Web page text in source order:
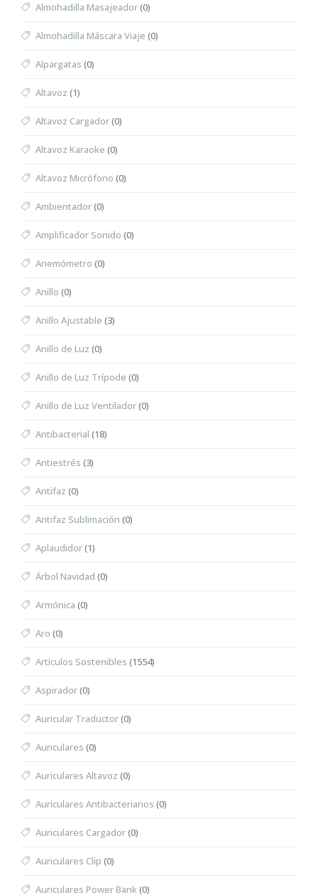
Almohadilla Masajeador(0)
Almohadilla Máscara Viaje (0)
Alpargatas (0)
Altavoz (1)
Altavoz Cargador(0)
Altavoz Karaoke (0)
Altavoz Micrófono (0)
Ambientador(0)
Amplificador Sonido (0)
Anemómetro (0)
Anillo (0)
Anillo Ajustable (3)
Anillo de Luz (0)
Anillo de Luz Trípode (0)
Anillo de Luz Ventilador(0)
Antibacterial (18)
Antiestrés (3)
Antifaz (0)
Antifaz Sublimación (0)
Aplaudidor(1)
Árbol Navidad (0)
Armónica (0)
Aro (0)
Artículos Sostenibles (1554)
Aspirador(0)
Auricular Traductor(0)
Auriculares (0)
Auriculares Altavoz (0)
Auriculares Antibacterianos (0)
Auriculares Cargador(0)
Auriculares Clip (0)
Auriculares Power Bank(0)